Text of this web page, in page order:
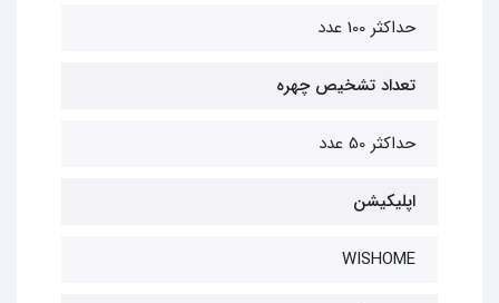
حداکثر 100 عدد
تعداد تشخیص چهره
حداکثر 50 عدد
اپلیکیشن
WISHOME